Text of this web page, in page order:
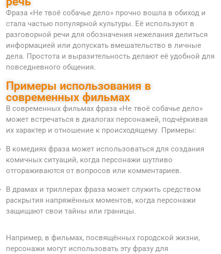
Фраза «Не твоё собачье дело» прочно вошла в обиход и
стала частью популярной культуры. Её используют в
разговорной речи для обозначения нежелания делиться
информацией или допускать вмешательство в личные
дела. Простота и выразительность делают её удобной для
повседневного общения.
Примеры использования в
современных фильмах
В современных фильмах фраза «Не твоё собачье дело»
может встречаться в диалогах персонажей, подчёркивая
их характер и отношение к происходящему. Примеры:
В комедиях фраза может использоваться для создания
комичных ситуаций, когда персонажи шутливо
отгораживаются от вопросов или комментариев.
В драмах и триллерах фраза может служить средством
раскрытия напряжённых моментов, когда персонажи
защищают свои тайны или границы.
Например, в фильмах, посвящённых городской жизни,
персонажи могут использовать эту фразу для